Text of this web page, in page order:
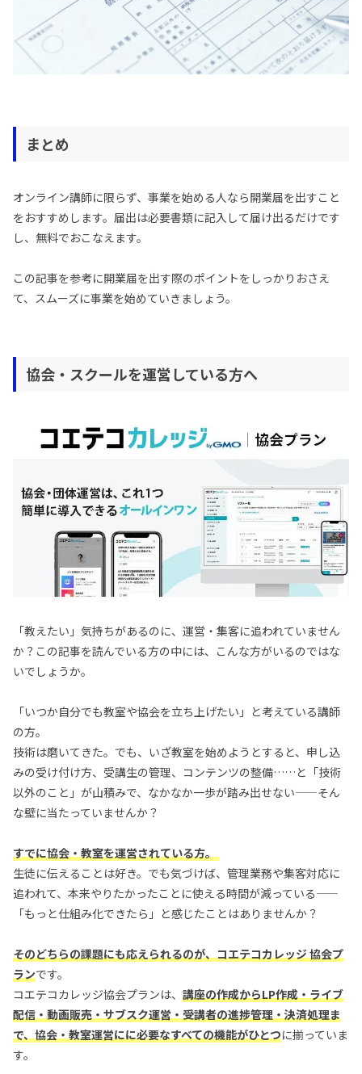
まとめ
オンライン講師に限らず、事業を始める人なら開業届を出すこと
をおすすめします。届出は必要書類に記入して届け出るだけです
し、無料でおこなえます。
この記事を参考に開業届を出す際のポイントをしっかりおさえ
て、スムーズに事業を始めていきましょう。
協会・スクールを運営している方へ
「教えたい」気持ちがあるのに、運営・集客に追われていません
か？この記事を読んでいる方の中には、こんな方がいるのではな
いでしょうか。
「いつか自分でも教室や協会を立ち上げたい」と考えている講師
の方。
技術は磨いてきた。でも、いざ教室を始めようとすると、申し込
みの受け付け方、受講生の管理、コンテンツの整備……と「技術
以外のこと」が山積みで、なかなか一歩が踏み出せない——そん
な壁に当たっていませんか？
すでに協会・教室を運営されている方。
生徒に伝えることは好き。でも気づけば、管理業務や集客対応に
追われて、本来やりたかったことに使える時間が減っている——
「もっと仕組み化できたら」と感じたことはありませんか？
そのどちらの課題にも応えられるのが、コエテコカレッジ 協会プ
ランです。
コエテコカレッジ協会プランは、 講座の作成からLP作成・ライブ
配信・動画販売・サブスク運営・受講者の進捗管理・決済処理ま
で、協会・教室運営にに必要なすべての機能がひとつに揃っていま
す。